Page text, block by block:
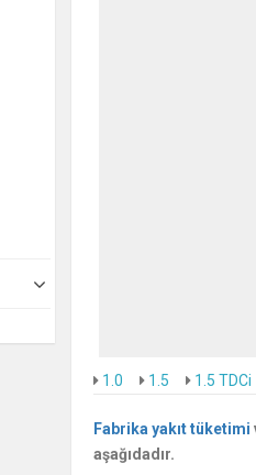
1.0 1.5 1.5 TDCi
Fabrika yakıt tüketimi
aşağıdadır.